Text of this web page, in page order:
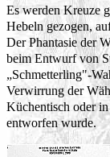
Es werden Kreuze
Hebeln gezogen,
Der Phantasie der
beim Entwurf von
„Schmetterling"-
Verwirrung der
Küchentisch oder
entworfen wurde.